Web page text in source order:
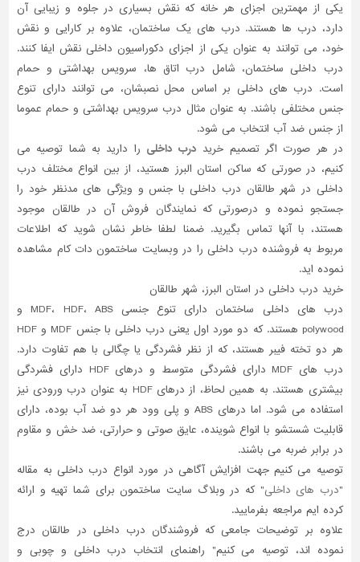
ساخت
و
ساز
تاسیسات
ساختمان
شهرسازی،
ترافیک
و
سازه
سایر
یکی از مهمترین اجزای هر خانه که نقش بسیاری در جلوه و زیبایی آن
دارد، درب ها هستند. درب های یک ساختمان، علاوه بر کارایی و نقش
خود، می توانند به عنوان یکی از اجزای دکوراسیون داخلی نقش ایفا کنند.
درب داخلی ساختمان، شامل درب اتاق ها، سرویس بهداشتی و حمام
است. درب های داخلی بر اساس محل نصبشان، می توانند دارای تنوع
جنس مختلفی باشند. به عنوان مثال درب سرویس بهداشتی و حمام عموما
از جنس ضد آب انتخاب می شود.
در هر صورت اگر تصمیم خرید درب داخلی را دارید به شما توصیه می
کنیم، در صورتی که ساکن استان البرز هستید، از بین انواع مختلف درب
داخلی در شهر طالقان درب داخلی با جنس و ویژگی های مدنظر خود را
جستجو نموده و درصورتی که نمایندگان فروش آن در طالقان موجود
هستند، با آنها تماس بگیرید. ضمنا لطفا خاطر نشان شوید که اطلاعات
مربوط به فروشنده درب داخلی را در وبسایت ساختمون دات کام مشاهده
نموده اید.
خرید درب داخلی در استان البرز، شهر طالقان
درب های داخلی ساختمان دارای تنوع جنسی MDF، HDF، ABS و
polywood هستند. که دو مورد اول یعنی درب داخلی با جنس MDF و HDF
هر دو تخته فیبر هستند، که از نظر فشردگی یا چگالی با هم تفاوت دارد.
درب های MDF دارای فشردگی متوسط و درهای HDF دارای فشردگی
بیشتری هستند. به همین لحاظ، از درهای HDF به عنوان درب ورودی نیز
استفاده می شود. اما درهای ABS و پلی وود هر دو ضد آب بوده، دارای
قابلیت شستشو با انواع شوینده، عایق صوتی و حرارتی، ضد خش و مقاوم
در برابر ضربه می باشند.
توصیه می کنیم جهت افزایش آگاهی در مورد انواع درب داخلی به مقاله
"درب های داخلی" که در وبلاگ سایت ساختمون برای شما تهیه و ارائه
کرده ایم مراجعه بفرمایید.
علاوه بر توضیحات جامعی که فروشندگان درب داخلی در طالقان درج
نموده اند، توصیه می کنیم" راهنمای انتخاب درب داخلی و چوبی و